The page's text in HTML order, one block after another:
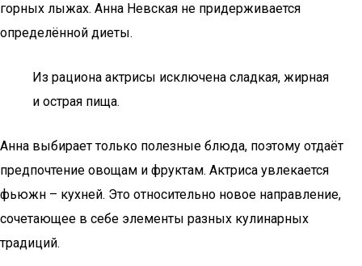
горных лыжах. Анна Невская не придерживается
определённой диеты.
Из рациона актрисы исключена сладкая, жирная
и острая пища.
Анна выбирает только полезные блюда, поэтому отдаёт
предпочтение овощам и фруктам. Актриса увлекается
фьюжн – кухней. Это относительно новое направление,
сочетающее в себе элементы разных кулинарных
традиций.